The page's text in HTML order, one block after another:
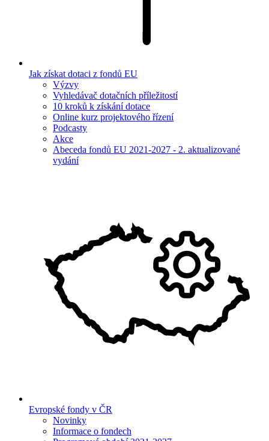
Jak získat dotaci z fondů EU
Výzvy
Vyhledávač dotačních příležitostí
10 kroků k získání dotace
Online kurz projektového řízení
Podcasty
Akce
Abeceda fondů EU 2021-2027 - 2. aktualizované
vydání
Evropské fondy v ČR
Novinky
Informace o fondech